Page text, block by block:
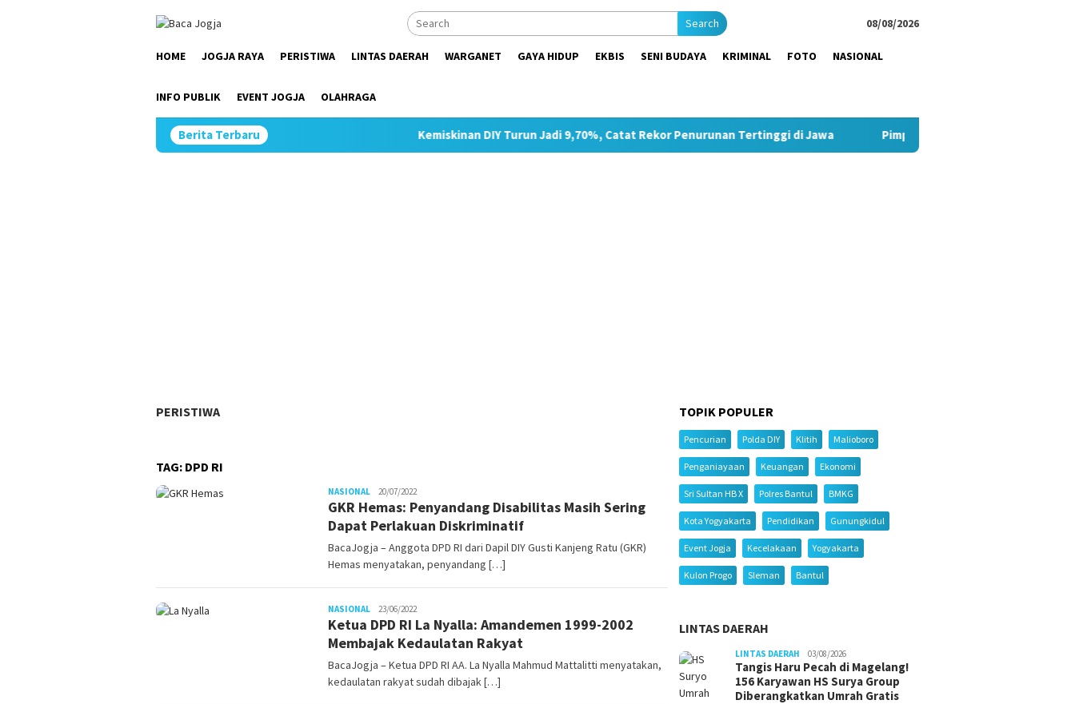
Search 08/08/2026
HOME JOGJA RAYA PERISTIWA LINTAS DAERAH WARGANET GAYA HIDUP EKBIS SENI BUDAYA KRIMINAL FOTO NASIONAL
INFO PUBLIK EVENT JOGJA OLAHRAGA
Berita Terbaru Kemiskinan DIY Turun Jadi 9,70%, Catat Rekor Penurunan Tertinggi di Jawa Pimpin Strategi Komunikasi JNE, Kurnia Nugraha
PERISTIWA
TAG: DPD RI
NASIONAL Juno
20/07/2022
GKR Hemas: Penyandang Disabilitas Masih Sering
Dapat Perlakuan Diskriminatif
BacaJogja – Anggota DPD RI dari Dapil DIY Gusti Kanjeng Ratu (GKR)
Hemas menyatakan, penyandang […]
NASIONAL Juno
23/06/2022
Ketua DPD RI La Nyalla: Amandemen 1999-2002
Membajak Kedaulatan Rakyat
BacaJogja – Ketua DPD RI AA. La Nyalla Mahmud Mattalitti menyatakan,
kedaulatan rakyat sudah dibajak […]
TOPIK POPULER
Pencurian Polda DIY Klitih Malioboro
Penganiayaan Keuangan Ekonomi
Sri Sultan HB X Polres Bantul BMKG
Kota Yogyakarta Pendidikan Gunungkidul
Event Jogja Kecelakaan Yogyakarta
Kulon Progo Sleman Bantul
LINTAS DAERAH
LINTAS DAERAH 03/08/2026
Tangis Haru Pecah di Magelang!
156 Karyawan HS Surya Group
Diberangkatkan Umrah Gratis